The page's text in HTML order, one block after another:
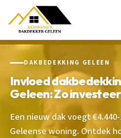
DAKBEDEKKING GELEEN
Invloed
Geleen: Zo
Een nieuw dak voegt
Geleense woning. Ontdek